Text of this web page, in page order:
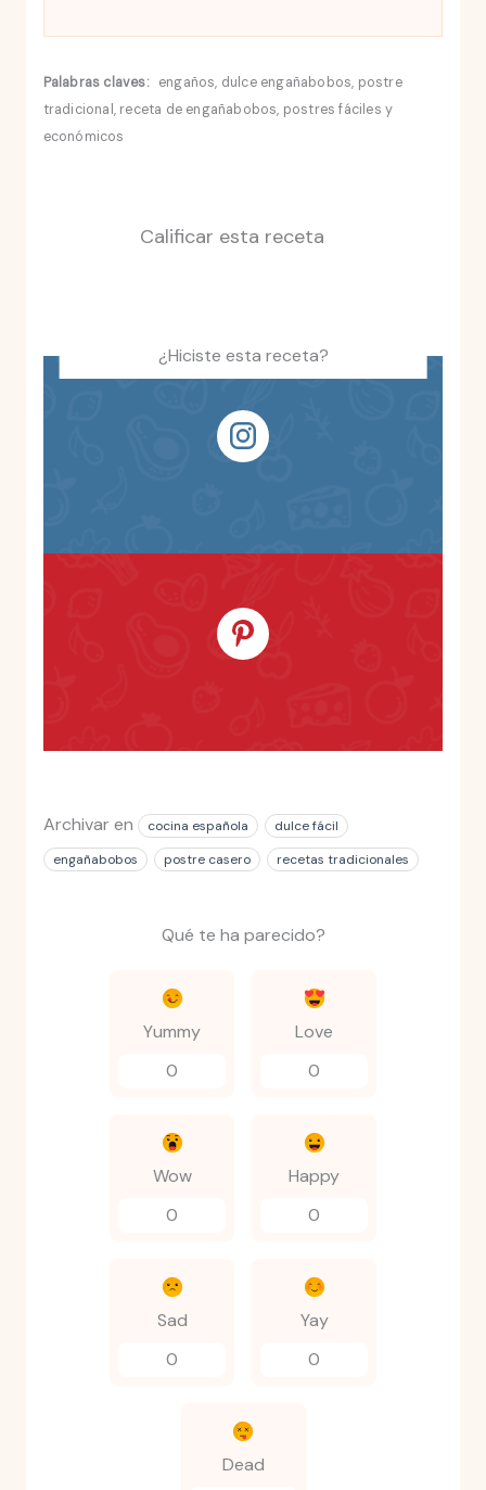
Palabras claves: engaños, dulce engañabobos, postre
tradicional, receta de engañabobos, postres fáciles y
económicos
Calificar esta receta
¿Hiciste esta receta?
Archivar en cocina española
dulce fácil
engañabobos
postre casero recetas tradicionales
Qué te ha parecido?
Yummy
0
Love
0
Wow
0
Happy
0
Sad
0
Yay
0
Dead